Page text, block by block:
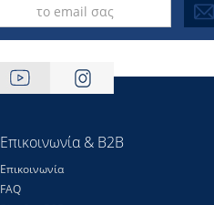
Επικοινωνία & B2B
Επικοινωνία
FAQ